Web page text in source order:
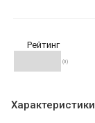
Рейтинг
(0)
Характеристики